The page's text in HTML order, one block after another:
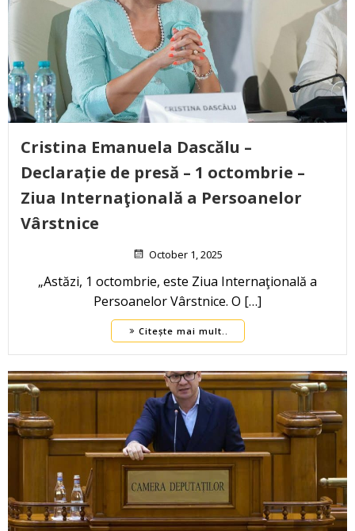
Cristina Emanuela Dascălu –
Declarație de presă – 1 octombrie –
Ziua Internaţională a Persoanelor
Vârstnice
October 1, 2025
„Astăzi, 1 octombrie, este Ziua Internaţională a
Persoanelor Vârstnice. O […]
Citește mai mult..